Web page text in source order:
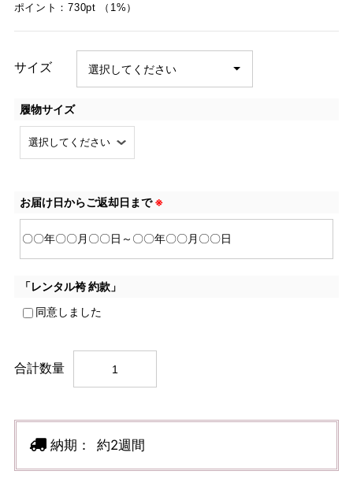
ポイント：730pt （1%）
サイズ
履物サイズ
お届け日からご返却日まで ※
「レンタル袴 約款」
同意しました
合計数量
納期： 約2週間